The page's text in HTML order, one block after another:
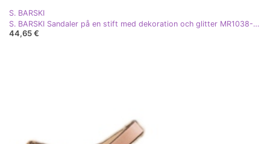
S. BARSKI
S. BARSKI Sandaler på en stift med dekoration och glitter MR1038-33 Champagne rosa
44,65 €